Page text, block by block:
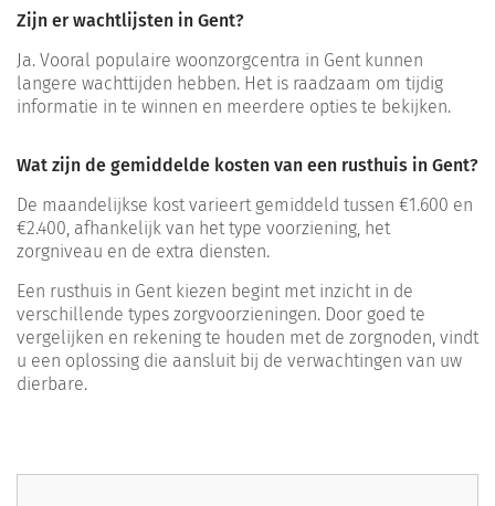
Zijn er wachtlijsten in Gent?
Ja. Vooral populaire woonzorgcentra in Gent kunnen
langere wachttijden hebben. Het is raadzaam om tijdig
informatie in te winnen en meerdere opties te bekijken.
Wat zijn de gemiddelde kosten van een rusthuis in Gent?
De maandelijkse kost varieert gemiddeld tussen €1.600 en
€2.400, afhankelijk van het type voorziening, het
zorgniveau en de extra diensten.
Een rusthuis in Gent kiezen begint met inzicht in de
verschillende types zorgvoorzieningen. Door goed te
vergelijken en rekening te houden met de zorgnoden, vindt
u een oplossing die aansluit bij de verwachtingen van uw
dierbare.